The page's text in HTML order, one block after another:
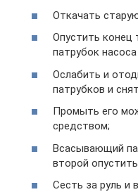
Откачать
Опустить конец
патрубок
Ослабить и
патрубков и
Промыть его
средством;
Всасывающий
второй
Сесть за руль и